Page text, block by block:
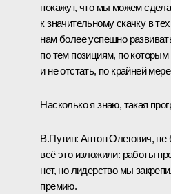
покажут, что мы можем
к значительному скачку в
нам более успешно
по тем позициям, по
и не отстать, по крайней
Насколько я знаю, такая
В.Путин: Антон Олегович, не
всё это изложили: работы
нет, но лидерство мы
премию.